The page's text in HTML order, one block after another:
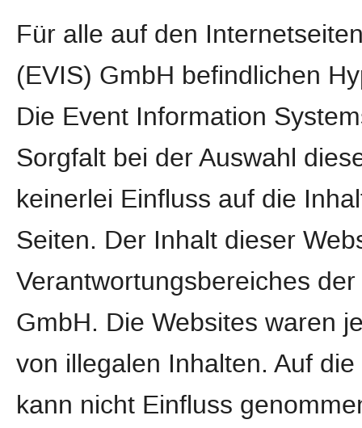
Für alle auf den
(EVIS) GmbH befindlichen
Die Event Information
Sorgfalt bei der Auswahl
keinerlei Einfluss auf die
Seiten. Der Inhalt dieser
Verantwortungsbereiches
GmbH. Die Websites waren
von illegalen Inhalten. Auf
kann nicht Einfluss